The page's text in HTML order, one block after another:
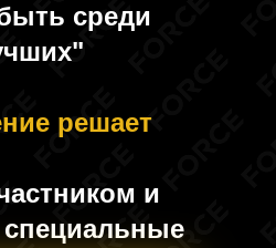
среди
решает
и
специальные